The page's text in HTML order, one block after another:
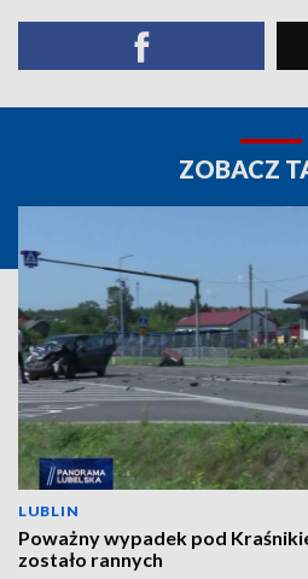
ZOBACZ
LUBLIN
Poważny wypadek pod
zostało rannych